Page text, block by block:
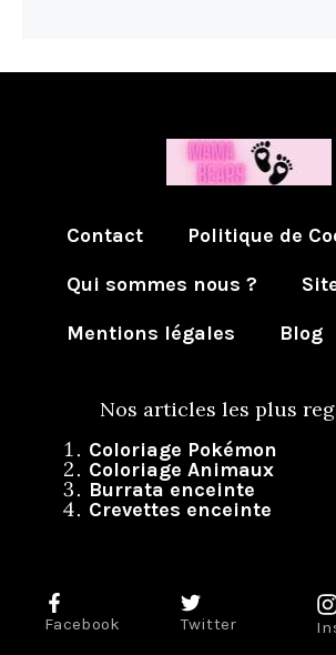
Contact
Politique de
Qui sommes nous ?
Mentions légales
Blog
Nos articles les plus
Coloriage Pokémon
Coloriage Animaux
Burrata enceinte
Crevettes enceinte
Facebook Twitter